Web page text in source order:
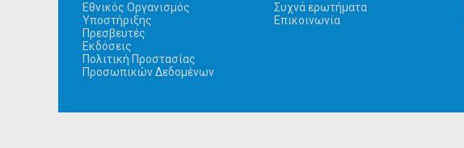
Εθνικός Οργανισμός
Υποστήριξης
Πρεσβευτές
Εκδόσεις
Πολιτική Προστασίας
Προσωπικών Δεδομένων
Συχνά ερωτήματα
Επικοινωνία